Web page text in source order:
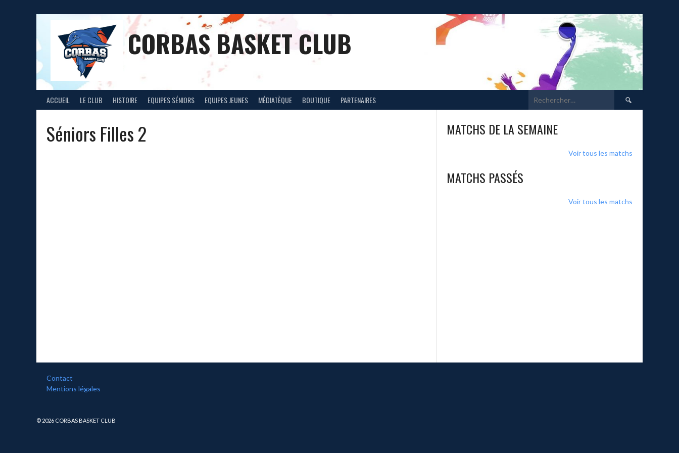
CORBAS BASKET CLUB
ACCUEIL LE CLUB HISTOIRE EQUIPES SÉNIORS EQUIPES JEUNES MÉDIATÈQUE BOUTIQUE PARTENAIRES Rechercher :
Séniors Filles 2 MATCHS DE LA SEMAINE
Voir tous les matchs
MATCHS PASSÉS
Voir tous les matchs
Contact
Mentions légales
© 2026 CORBAS BASKET CLUB